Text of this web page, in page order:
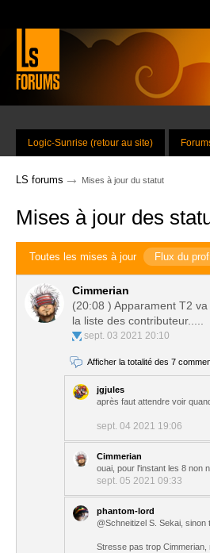
Logic-Sunrise (retour au site)
LS forums → Mises à jour du statut
Mises à jour des
Toutes les mises à jour Flux du
Cimmerian
(20:08 ) Apparament T2
la liste des contributeur.....
sept. 03 2021 20:10
Afficher la totalité des 7
jgjules
après faut attendre voir
sept. 04 2021 19:06
Cimmerian
ouai, pour l'instant les 8 non
sept. 05 2021 09:33
phantom-lord
@Schneitizel S. Sekai,
Stresse pas trop Cimmerian,